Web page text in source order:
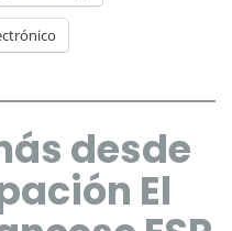
desde
El